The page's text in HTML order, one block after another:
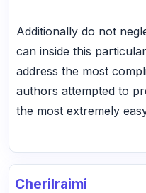
Additionally do not
can inside this
address the most
authors attempted to
the most extremely
Cherilraimi